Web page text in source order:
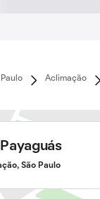
Aclimação
Payaguás
São Paulo